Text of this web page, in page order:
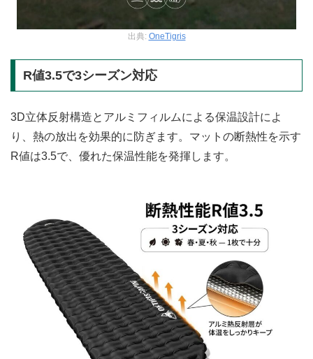
出典: OneTigris
R値3.5で3シーズン対応
3D立体反射構造とアルミフィルムによる保温設計によ
り、熱の放出を効果的に防ぎます。マットの断熱性を示す
R値は3.5で、優れた保温性能を発揮します。